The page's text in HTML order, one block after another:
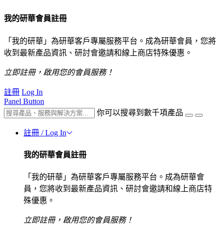
我的研華會員註冊
「我的研華」為研華客戶專屬服務平台。成為研華會員，您將
收到最新產品資訊、研討會邀請和線上商店特殊優惠。
立即註冊，啟用您的會員服務！
註冊 Log In
Panel Button
你可以搜尋到數千項產品
註冊 / Log In
我的研華會員註冊
「我的研華」為研華客戶專屬服務平台。成為研華會
員，您將收到最新產品資訊、研討會邀請和線上商店特
殊優惠。
立即註冊，啟用您的會員服務！